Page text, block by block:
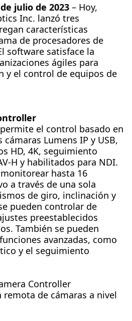
julio de 2023 – Hoy,
Inc. lanzó tres
características
de procesadores de
software satisface la
ágiles para
y el control de equipos de
permite el control basado en
Lumens IP y USB,
HD, 4K, seguimiento
H y habilitados para NDI.
hasta 16
a través de una sola
de giro, inclinación y
pueden controlar de
preestablecidos
También se pueden
avanzadas, como
y el seguimiento
Controller
de cámaras a nivel